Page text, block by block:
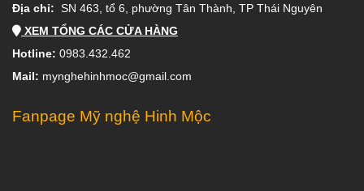
Địa chỉ: SN 463, tổ 6, phường Tân Thành, TP Thái Nguyên
XEM TỔNG CÁC CỬA HÀNG
Hotline: 0983.432.462
Mail: mynghehinhmoc@gmail.com
Fanpage Mỹ nghệ Hinh Mộc